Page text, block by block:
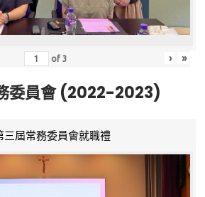
of3 › »
委員會 (2022-2023)
三屆常務委員會就職禮